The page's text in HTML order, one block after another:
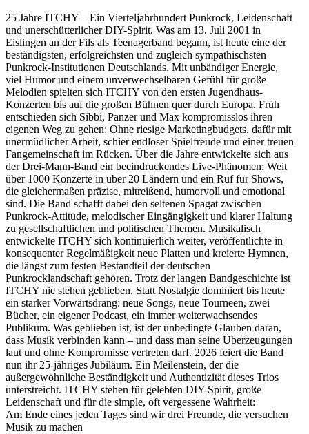
25 Jahre ITCHY – Ein Vierteljahrhundert Punkrock, Leidenschaft
und unerschütterlicher DIY-Spirit. Was am 13. Juli 2001 in
Eislingen an der Fils als Teenagerband begann, ist heute eine der
beständigsten, erfolgreichsten und zugleich sympathischsten
Punkrock-Institutionen Deutschlands. Mit unbändiger Energie,
viel Humor und einem unverwechselbaren Gefühl für große
Melodien spielten sich ITCHY von den ersten Jugendhaus-
Konzerten bis auf die großen Bühnen quer durch Europa. Früh
entschieden sich Sibbi, Panzer und Max kompromisslos ihren
eigenen Weg zu gehen: Ohne riesige Marketingbudgets, dafür mit
unermüdlicher Arbeit, schier endloser Spielfreude und einer treuen
Fangemeinschaft im Rücken. Über die Jahre entwickelte sich aus
der Drei-Mann-Band ein beeindruckendes Live-Phänomen: Weit
über 1000 Konzerte in über 20 Ländern und ein Ruf für Shows,
die gleichermaßen präzise, mitreißend, humorvoll und emotional
sind. Die Band schafft dabei den seltenen Spagat zwischen
Punkrock-Attitüde, melodischer Eingängigkeit und klarer Haltung
zu gesellschaftlichen und politischen Themen. Musikalisch
entwickelte ITCHY sich kontinuierlich weiter, veröffentlichte in
konsequenter Regelmäßigkeit neue Platten und kreierte Hymnen,
die längst zum festen Bestandteil der deutschen
Punkrocklandschaft gehören. Trotz der langen Bandgeschichte ist
ITCHY nie stehen geblieben. Statt Nostalgie dominiert bis heute
ein starker Vorwärtsdrang: neue Songs, neue Tourneen, zwei
Bücher, ein eigener Podcast, ein immer weiterwachsendes
Publikum. Was geblieben ist, ist der unbedingte Glauben daran,
dass Musik verbinden kann – und dass man seine Überzeugungen
laut und ohne Kompromisse vertreten darf. 2026 feiert die Band
nun ihr 25-jähriges Jubiläum. Ein Meilenstein, der die
außergewöhnliche Beständigkeit und Authentizität dieses Trios
unterstreicht. ITCHY stehen für gelebten DIY-Spirit, große
Leidenschaft und für die simple, oft vergessene Wahrheit:
Am Ende eines jeden Tages sind wir drei Freunde, die versuchen
Musik zu machen